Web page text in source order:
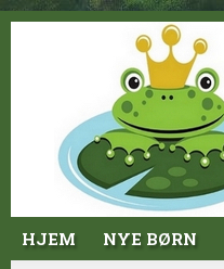
Jump to Content
HJEM NYE BØRN